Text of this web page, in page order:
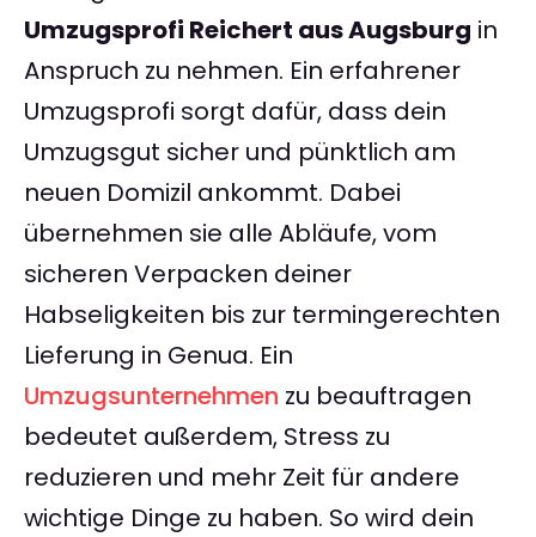
Umzugsprofi Reichert aus Augsburg in
Anspruch zu nehmen. Ein erfahrener
Umzugsprofi sorgt dafür, dass dein
Umzugsgut sicher und pünktlich am
neuen Domizil ankommt. Dabei
übernehmen sie alle Abläufe, vom
sicheren Verpacken deiner
Habseligkeiten bis zur termingerechten
Lieferung in Genua. Ein
Umzugsunternehmen zu beauftragen
bedeutet außerdem, Stress zu
reduzieren und mehr Zeit für andere
wichtige Dinge zu haben. So wird dein